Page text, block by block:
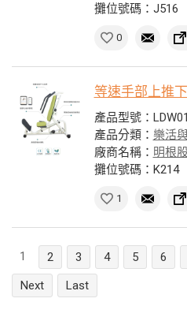
攤位號碼：J516
0
等速手部上推
產品型號：LDW01
產品分類： 樂活
廠商名稱： 明根
攤位號碼：K214
1
1 2 3 4 5 6
Next
Last